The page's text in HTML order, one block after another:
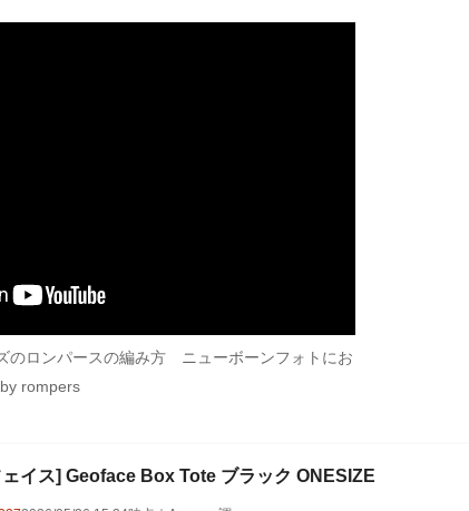
のロンパースの編み方 ニューボーンフォトにお
rompers
イス] Geoface Box Tote ブラック ONESIZE